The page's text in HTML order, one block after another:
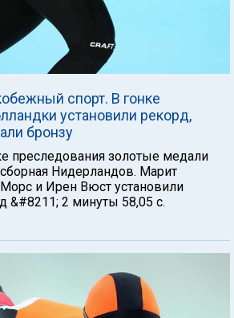
спорт. В гонке
установили рекорд,
бронзу
преследования золотые медали
Нидерландов. Марит
и Ирен Вюст установили
&#8211; 2 минуты 58,05 с.